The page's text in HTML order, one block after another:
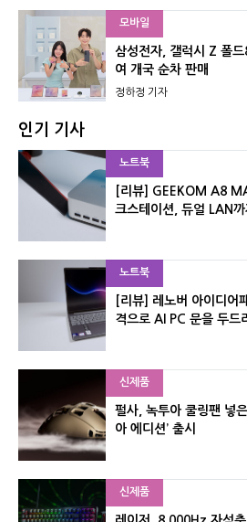
모바일
삼성전자, 갤럭시 Z 폴
여 개국 순차 판매
정하정 기자
인기 기사
노트북
[리뷰] GEEKOM A8
크스테이션, 듀얼 LAN
노트북
[리뷰] 레노버 아이디어
격으로 AI PC 문을 두드
신제품
펄사, 녹투아 쿨링팬 넣
아 에디션’ 출시
신제품